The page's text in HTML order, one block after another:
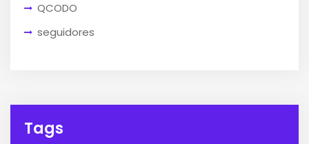
QCODO
seguidores
Tags